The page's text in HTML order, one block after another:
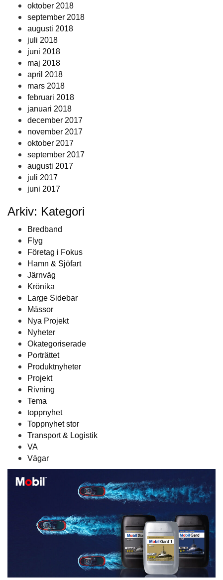
oktober 2018
september 2018
augusti 2018
juli 2018
juni 2018
maj 2018
april 2018
mars 2018
februari 2018
januari 2018
december 2017
november 2017
oktober 2017
september 2017
augusti 2017
juli 2017
juni 2017
Arkiv: Kategori
Bredband
Flyg
Företag i Fokus
Hamn & Sjöfart
Järnväg
Krönika
Large Sidebar
Mässor
Nya Projekt
Nyheter
Okategoriserade
Porträttet
Produktnyheter
Projekt
Rivning
Tema
toppnyhet
Toppnyhet stor
Transport & Logistik
VA
Vägar